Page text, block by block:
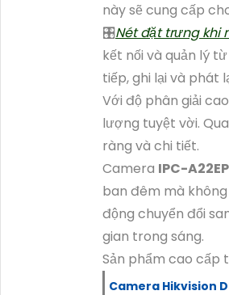
này sẽ cung cấp
🎛Nét đặt trưng khi
kết nối và quản lý
tiếp, ghi lại và phát
Với độ phân giải
lượng tuyệt vời.
ràng và chi tiết.
Camera IPC-
ban đêm mà
động chuyển đổi
gian trong sáng.
Sản phẩm cao cấp
Camera Hikvision